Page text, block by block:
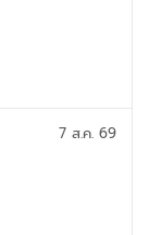
7 ส.ค. 69